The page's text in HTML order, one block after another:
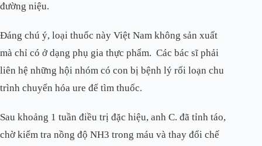
đường niệu.
Đáng chú ý, loại thuốc này Việt Nam không sản xuất
mà chỉ có ở dạng phụ gia thực phẩm. Các bác sĩ phải
liên hệ những hội nhóm có con bị bệnh lý rối loạn chu
trình chuyển hóa ure để tìm thuốc.
Sau khoảng 1 tuần điều trị đặc hiệu, anh C. đã tỉnh táo,
chờ kiểm tra nồng độ NH3 trong máu và thay đổi chế